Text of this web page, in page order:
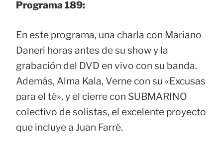
Programa 189:
En este programa, una charla con Mariano
Daneri horas antes de su show y la
grabación del DVD en vivo con su banda.
Además, Alma Kala, Verne con su «Excusas
para el té», y el cierre con SUBMARINO
colectivo de solistas, el excelente proyecto
que incluye a Juan Farré.